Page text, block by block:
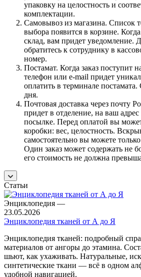
упаковку на целостность и
комплектации.
Самовывоз из магазина. Список
выбора появится в корзине.
склад, вам придет уведомление.
обратитесь к сотруднику в
номер.
Постамат. Когда заказ поступит
телефон или e-mail придет
оплатить в терминале
дня.
Почтовая доставка через почту
придет в отделение, на ваш
посылке. Перед оплатой вы
коробки: вес, целостность.
самостоятельно вы можете
Один заказ может содержать не
его стоимость не должна
Статьи
Энциклопедия —
23.05.2026
Энциклопедия тканей от А до Я
Энциклопедия тканей: подробный
материалов от ангоры до этамина.
шьют, как ухаживать. Натуральные,
синтетические ткани — всё в одном
удобной навигацией.